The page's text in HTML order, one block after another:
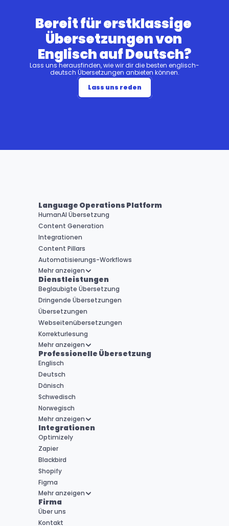
Bereit für erstklassige
Übersetzungen von
Englisch auf Deutsch?
Lass uns herausfinden, wie wir dir die besten englisch-
deutsch Übersetzungen anbieten können.
Lass uns reden
Language Operations Platform
HumanAI Übersetzung
Content Generation
Integrationen
Content Pillars
Automatisierungs-Workflows
Mehr anzeigen
Dienstleistungen
Beglaubigte Übersetzung
Dringende Übersetzungen
Übersetzungen
Webseitenübersetzungen
Korrekturlesung
Mehr anzeigen
Professionelle Übersetzung
Englisch
Deutsch
Dänisch
Schwedisch
Norwegisch
Mehr anzeigen
Integrationen
Optimizely
Zapier
Blackbird
Shopify
Figma
Mehr anzeigen
Firma
Über uns
Kontakt